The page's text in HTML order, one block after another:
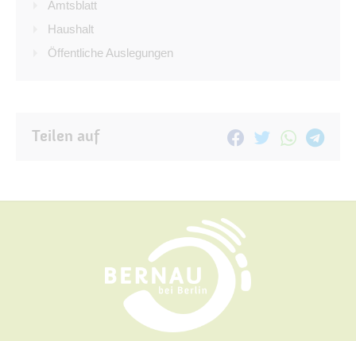
Amtsblatt
Haushalt
Öffentliche Auslegungen
Teilen auf